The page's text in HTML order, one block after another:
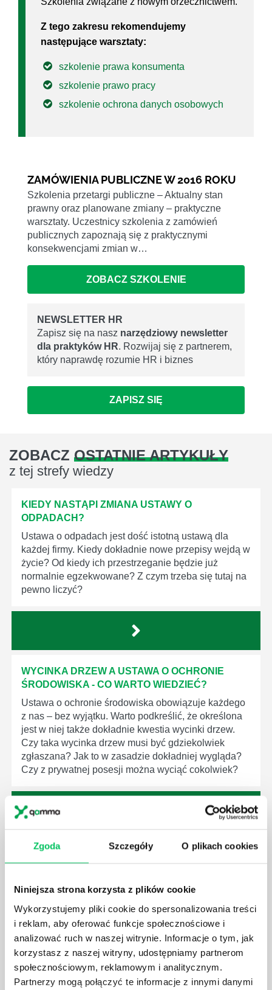
Zgoda Szczegóły O plikach cookies
Niniejsza strona korzysta z plików cookie
Wykorzystujemy pliki cookie do spersonalizowania treści
i reklam, aby oferować funkcje społecznościowe i
analizować ruch w naszej witrynie. Informacje o tym, jak
korzystasz z naszej witryny, udostępniamy partnerom
społecznościowym, reklamowym i analitycznym.
Partnerzy mogą połączyć te informacje z innymi danymi
Z tego zakresu rekomendujemy
następujące warsztaty:
szkolenie prawa konsumenta
szkolenie prawo pracy
szkolenie ochrona danych osobowych
ZAMÓWIENIA PUBLICZNE W 2016 ROKU
Szkolenia przetargi publiczne – Aktualny stan
prawny oraz planowane zmiany – praktyczne
warsztaty. Uczestnicy szkolenia z zamówień
publicznych zapoznają się z praktycznymi
konsekwencjami zmian w…
ZOBACZ SZKOLENIE
NEWSLETTER HR
Zapisz się na nasz narzędziowy newsletter
dla praktyków HR. Rozwijaj się z partnerem,
który naprawdę rozumie HR i biznes
ZAPISZ SIĘ
ZOBACZ OSTATNIE ARTYKUŁY
z tej strefy wiedzy
KIEDY NASTĄPI ZMIANA USTAWY O
ODPADACH?
Ustawa o odpadach jest dość istotną ustawą dla
każdej firmy. Kiedy dokładnie nowe przepisy wejdą w
życie? Od kiedy ich przestrzeganie będzie już
normalnie egzekwowane? Z czym trzeba się tutaj na
pewno liczyć?
WYCINKA DRZEW A USTAWA O OCHRONIE
ŚRODOWISKA - CO WARTO WIEDZIEĆ?
Ustawa o ochronie środowiska obowiązuje każdego
z nas – bez wyjątku. Warto podkreślić, że określona
jest w niej także dokładnie kwestia wycinki drzew.
Czy taka wycinka drzew musi być gdziekolwiek
zgłaszana? Jak to w zasadzie dokładniej wygląda?
Czy z prywatnej posesji można wyciąć cokolwiek?
KTO EGZEKWUJE PRAWO WODNE?
polega? Kogo w zasadzie obowiązuje? Jak wygląda
egzekwowanie prawa wodnego? Na te pytania
odpowiemy pokrótce poniżej.